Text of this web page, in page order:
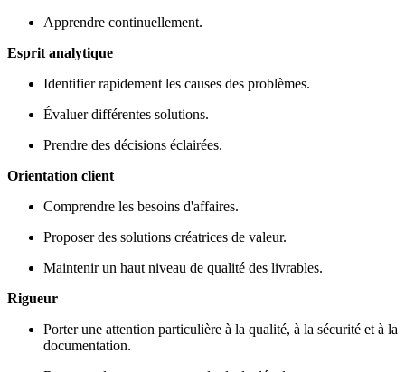
Apprendre continuellement.
Esprit analytique
Identifier rapidement les causes des problèmes.
Évaluer différentes solutions.
Prendre des décisions éclairées.
Orientation client
Comprendre les besoins d'affaires.
Proposer des solutions créatrices de valeur.
Maintenir un haut niveau de qualité des livrables.
Rigueur
Porter une attention particulière à la qualité, à la sécurité et à la
documentation.